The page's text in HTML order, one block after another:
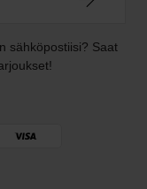
sähköpostiisi? Saat